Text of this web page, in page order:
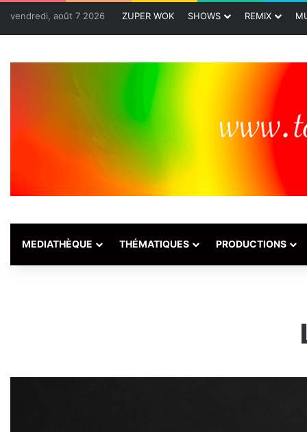
vendredi, août 7 2026 ZUPER WOK SHOWS REMIX
MEDIATHÈQUE THÉMATIQUES PRODUCTIONS